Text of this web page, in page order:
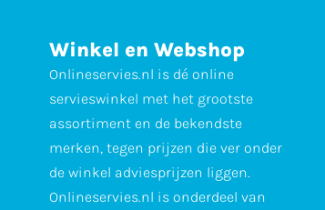
Winkel en Webshop
Onlineservies.nl is dé online
servieswinkel met het grootste
assortiment en de bekendste
merken, tegen prijzen die ver onder
de winkel adviesprijzen liggen.
Onlineservies.nl is onderdeel van